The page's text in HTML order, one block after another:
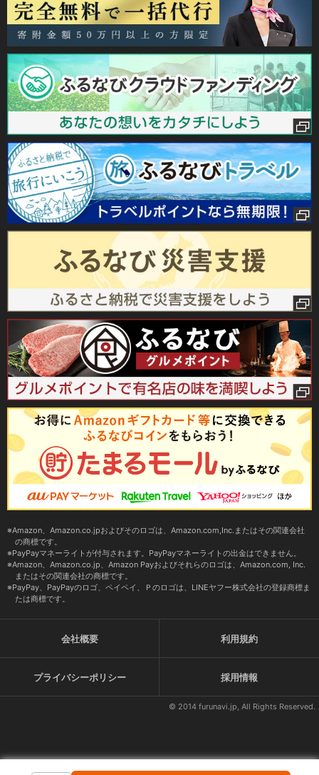
Amazon、Amazon.co.jpおよびそのロゴは、Amazon.com,Inc.またはその関連会社
の商標です。
PayPayマネーライトが付与されます。PayPayマネーライトの出金はできません。
Amazon、Amazon.co.jp、Amazon Payおよびそれらのロゴは、Amazon.com, Inc.
またはその関連会社の商標です。
PayPay、PayPayのロゴ、ペイペイ、Ｐのロゴは、LINEヤフー株式会社の登録商標ま
たは商標です。
会社概要 利用規約
プライバシーポリシー 採用情報
© 2014 furunavi.jp, All Rights Reserved.